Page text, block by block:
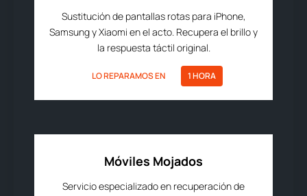
Sustitución de pantallas rotas para iPhone,
Samsung y Xiaomi en el acto. Recupera el brillo y
la respuesta táctil original.
LO REPARAMOS EN 1 HORA
Móviles Mojados
Servicio especializado en recuperación de